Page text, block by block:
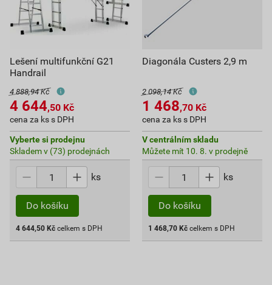
Lešení multifunkční G21
Handrail
4 888,94 Kč
4 644,50 Kč
cena za ks s DPH
Vyberte si prodejnu
Skladem v (73) prodejnách
ks
Do košíku
4 644,50 Kč celkem s DPH
Diagonála Custers 2,9 m
2 098,14 Kč
1 468,70 Kč
cena za ks s DPH
V centrálním skladu
Můžete mít 10. 8. v prodejně
ks
Do košíku
1 468,70 Kč celkem s DPH